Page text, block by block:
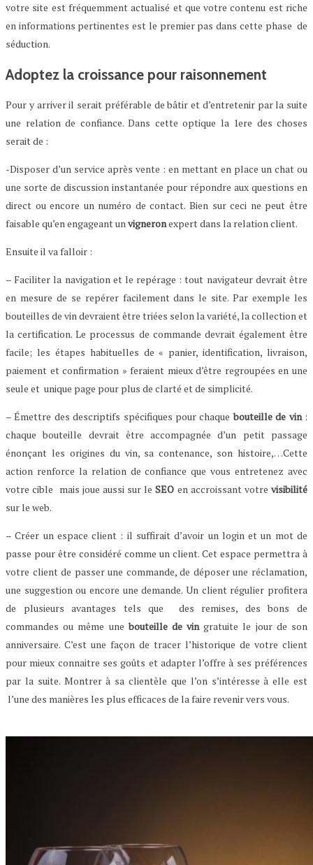
votre site est fréquemment actualisé et que votre contenu est riche
en informations pertinentes est le premier pas dans cette phase de
séduction.
Adoptez la croissance pour raisonnement
Pour y arriver il serait préférable de bâtir et d’entretenir par la suite
une relation de confiance. Dans cette optique la 1ere des choses
serait de :
-Disposer d’un service après vente : en mettant en place un chat ou
une sorte de discussion instantanée pour répondre aux questions en
direct ou encore un numéro de contact. Bien sur ceci ne peut être
faisable qu’en engageant unvigneronexpert dans la relation client.
Ensuite il va falloir :
– Faciliter la navigation et le repérage : tout navigateur devrait être
en mesure de se repérer facilement dans le site. Par exemple les
bouteilles de vin devraient être triées selon la variété, la collection et
la certification. Le processus de commande devrait également être
facile; les étapes habituelles de « panier, identification, livraison,
paiement et confirmation » feraient mieux d’être regroupées en une
seule et unique page pour plus de clarté et de simplicité.
– Émettre des descriptifs spécifiques pour chaquebouteille de vin:
chaque bouteille devrait être accompagnée d’un petit passage
énonçant les origines du vin, sa contenance, son histoire,…Cette
action renforce la relation de confiance que vous entretenez avec
votre cible mais joue aussi sur leSEO en accroissant votrevisibilité
sur le web.
– Créer un espace client : il suffirait d’avoir un login et un mot de
passe pour être considéré comme un client. Cet espace permettra à
votre client de passer une commande, de déposer une réclamation,
une suggestion ou encore une demande. Un client régulier profitera
de plusieurs avantages tels que des remises, des bons de
commandes ou même unebouteille de vingratuite le jour de son
anniversaire. C’est une façon de tracer l’historique de votre client
pour mieux connaitre ses goûts et adapter l’offre à ses préférences
par la suite. Montrer à sa clientèle que l’on s’intéresse à elle est
l’une des manières les plus efficaces de la faire revenir vers vous.